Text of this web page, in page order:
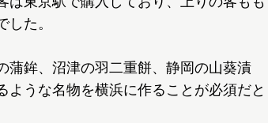
た。
鉾、沼津の羽二重餅、静岡の山葵漬
うな名物を横浜に作ることが必須だと